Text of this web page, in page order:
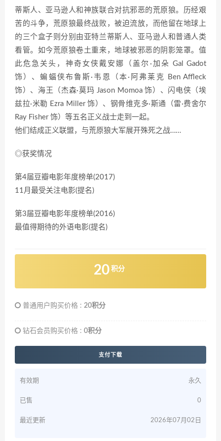
蒂斯人、亚马逊人和神族联合对抗邪恶的荒原狼。历经艰
苦的斗争，荒原狼最终战败，被迫流放，而他留在地球上
的三个盒子则分别由亚特兰蒂斯人、亚马逊人和普通人类
看管。如今荒原狼卷土重来，地球被邪恶的阴影笼罩。值
此危急关头，神奇女侠戴安娜（盖尔·加朵 Gal Gadot
饰）、蝙蝠侠布鲁斯·韦恩（本·阿弗莱克 Ben Affleck
饰）、海王（杰森·莫玛 Jason Momoa 饰）、闪电侠（埃
兹拉·米勒 Ezra Miller 饰）、钢骨维克多·斯通（雷·费舍尔
Ray Fisher 饰）等五名正义战士走到一起。
他们结成正义联盟，与荒原狼大军展开殊死之战……
◎获奖情况
第4届豆瓣电影年度榜单(2017)
11月最受关注电影(提名)
第3届豆瓣电影年度榜单(2016)
最值得期待的外语电影(提名)
20 积分
普通用户购买价格 : 20积分
钻石会员购买价格 : 0积分
支付下载
有效期 永久
已售 0
最近更新 2026年07月02日